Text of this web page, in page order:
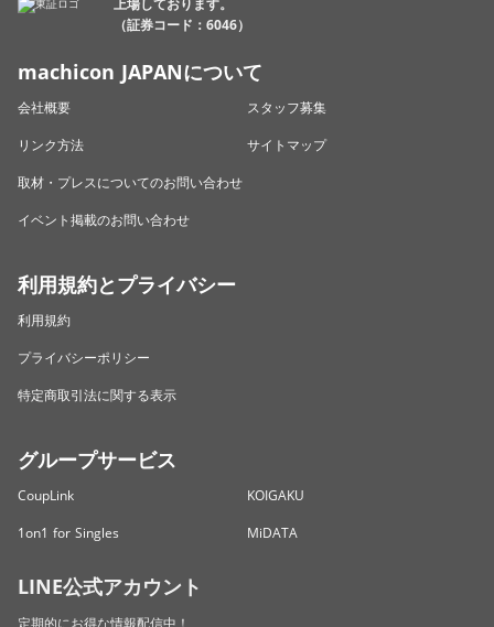
上場しております。
（証券コード：6046）
machicon JAPANについて
会社概要
スタッフ募集
リンク方法
サイトマップ
取材・プレスについてのお問い合わせ
イベント掲載のお問い合わせ
利用規約とプライバシー
利用規約
プライバシーポリシー
特定商取引法に関する表示
グループサービス
CoupLink
KOIGAKU
1on1 for Singles
MiDATA
LINE公式アカウント
定期的にお得な情報配信中！